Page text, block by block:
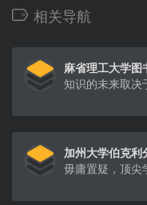
相关导航
麻省理工大学图
知识的未来取决
加州大学伯克利
毋庸置疑，顶尖